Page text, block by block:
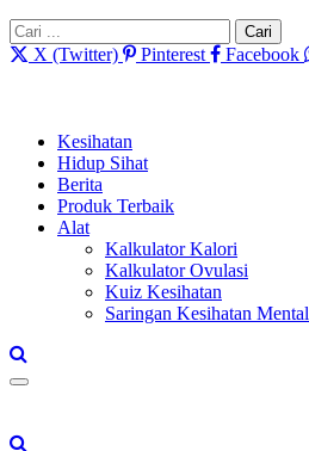
Cari:
X (Twitter)
Pinterest Facebook
Kesihatan
Hidup Sihat
Berita
Produk Terbaik
Alat
Kalkulator Kalori
Kalkulator Ovulasi
Kuiz Kesihatan
Saringan Kesihatan